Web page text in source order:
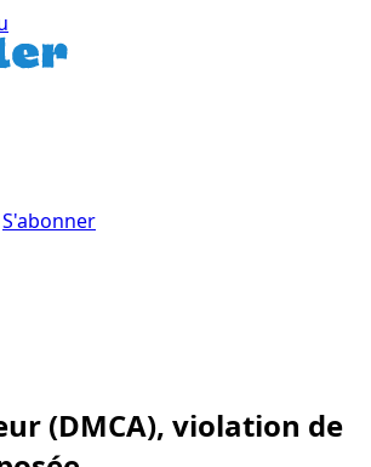
S'abonner
(DMCA), violation de